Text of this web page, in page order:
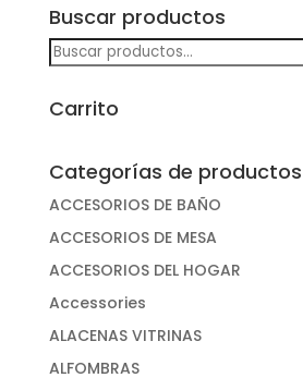
Buscar productos
Buscar
por:
Carrito
Categorías de productos
ACCESORIOS DE BAÑO
ACCESORIOS DE MESA
ACCESORIOS DEL HOGAR
Accessories
ALACENAS VITRINAS
ALFOMBRAS